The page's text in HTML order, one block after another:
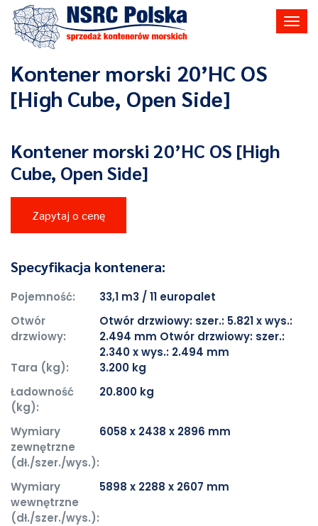
Kontener morski 20’HC OS
[High Cube, Open Side]
Kontener morski 20’HC OS [High
Cube, Open Side]
Zapytaj o cenę
Specyfikacja kontenera:
Pojemność:
33,1 m3 / 11 europalet
Otwór
drzwiowy:
Otwór drzwiowy: szer.: 5.821 x wys.:
2.494 mm Otwór drzwiowy: szer.:
2.340 x wys.: 2.494 mm
Tara (kg):
3.200 kg
Ładowność
(kg):
20.800 kg
Wymiary
zewnętrzne
(dł./szer./wys.):
6058 x 2438 x 2896 mm
Wymiary
wewnętrzne
(dł./szer./wys.):
5898 x 2288 x 2607 mm